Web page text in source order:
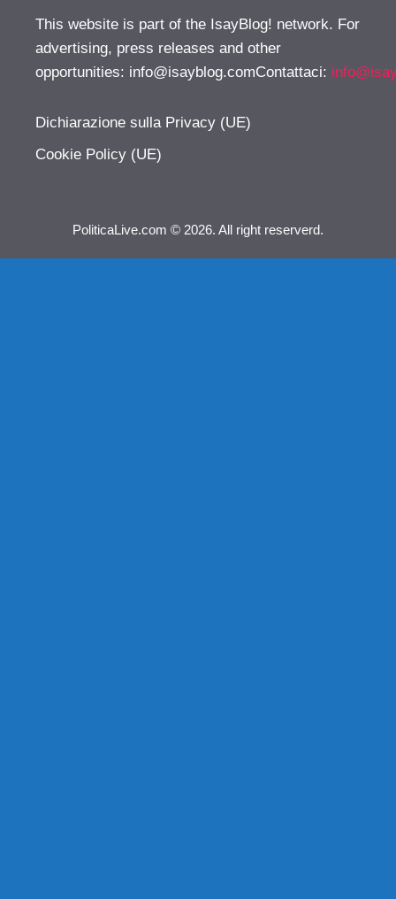
This website is part of the IsayBlog! network. For
advertising, press releases and other
opportunities: info@isayblog.comContattaci:
Dichiarazione sulla Privacy (UE)
Cookie Policy (UE)
PoliticaLive.com © 2026. All right reserverd.